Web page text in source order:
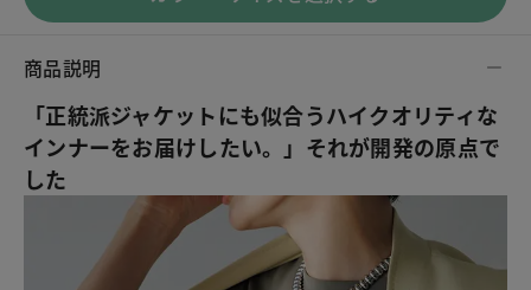
商品説明
「正統派ジャケットにも似合うハイクオリティな
インナーをお届けしたい。」それが開発の原点で
した